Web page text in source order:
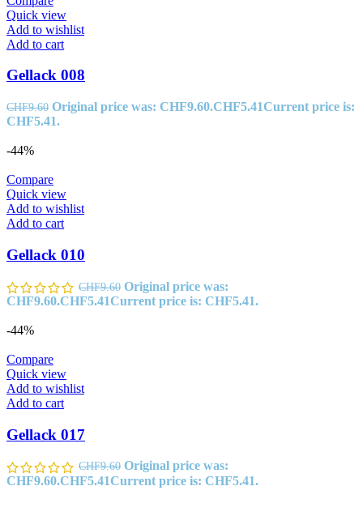
Quick view
Add to wishlist
Add to cart
Gellack 008
CHF9.60 Original price was: CHF9.60.CHF5.41Current price is:
CHF5.41.
-44%
Compare
Quick view
Add to wishlist
Add to cart
Gellack 010
CHF9.60 Original price was:
CHF9.60.CHF5.41Current price is: CHF5.41.
-44%
Compare
Quick view
Add to wishlist
Add to cart
Gellack 017
CHF9.60 Original price was:
CHF9.60.CHF5.41Current price is: CHF5.41.